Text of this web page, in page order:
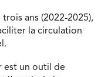
ans (2022-2025),
la circulation
est un outil de